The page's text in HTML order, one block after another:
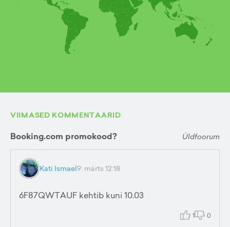
VIIMASED KOMMENTAARID
Booking.com promokood? Üldfoorum
Kati Ismael9. märts 12:18
6F87QWTAUF kehtib kuni 10.03
1 0